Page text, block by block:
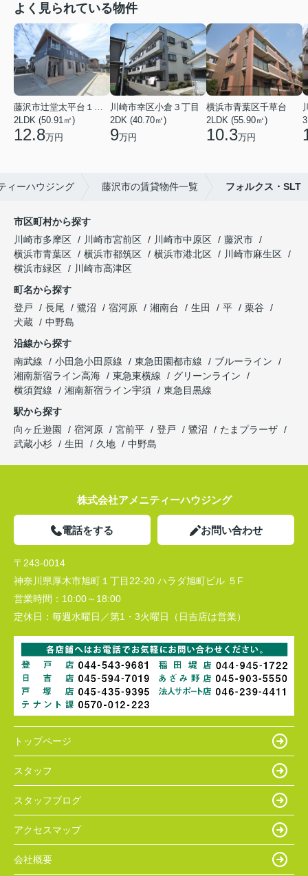
よく見られている物件
2LDK (50.91㎡)
12.8万円
川崎市幸区小倉３丁目
2DK (40.70㎡)
9万円
横浜市青葉区千草台
2LDK (55.90㎡)
10.3万円
ィーハウジング 藤沢市の賃貸物件一覧 フォルクス・SLT
市区町村から探す
川崎市多摩区
川崎市宮前区 川崎市中原区
藤沢市
横浜市青葉区
横浜市都筑区 横浜市港北区
川崎市麻生区
横浜市緑区
川崎市高津区
町名から探す
登戸
長尾 鷺沼 宿河原 湘南台 生田 平
栗谷
犬蔵
中野島
沿線から探す
南武線
小田急小田原線 東急田園都市線
ブルーライン
湘南新宿ライン高海
東急東横線
グリーンライン
横須賀線
湘南新宿ライン宇須
東急目黒線
駅から探す
向ヶ丘遊園
宿河原 宮前平 登戸 鷺沼
たまプラーザ
武蔵小杉
生田 久地 中野島
株式会社アメニティーハウジング
電話をする お問い合わせ
〒243-0014
神奈川県厚木市旭町１丁目22-20 ハラダ旭町ビル ５F
営業時間： 10:00～18:00
定休日： 毎週水曜日／第1・3火曜日（日吉店は営業）
トップページ
スタッフ
スタッフブログ
アクセスマップ
会社概要